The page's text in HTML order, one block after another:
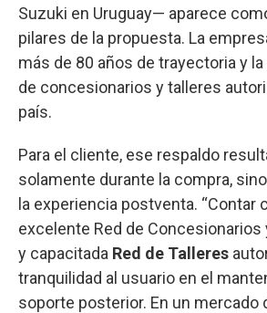
Suzuki en Uruguay— aparece
pilares de la propuesta. La
más de 80 años de trayectoria y
de concesionarios y talleres
país.
Para el cliente, ese respaldo
solamente durante la compra,
la experiencia postventa. “Contar
excelente Red de Concesionarios
y capacitada Red de Talleres
tranquilidad al usuario en el
soporte posterior. En un mercado